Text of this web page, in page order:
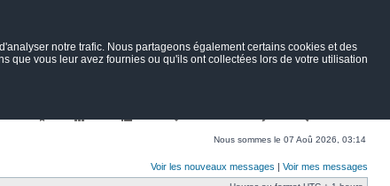
notre trafic. Nous partageons également certains cookies et des
que vous leur avez fournies ou qu'ils ont collectées lors de votre utilisation
Nous sommes le 07 Aoû 2026, 03:14
Voir les nouveaux messages | Voir mes messages